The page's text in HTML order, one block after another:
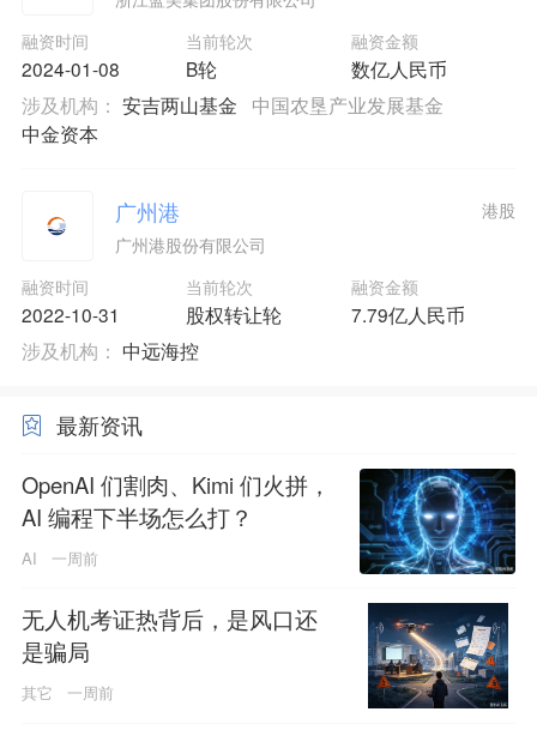
融资时间
2024-01-08
当前轮次
B轮
融资金额
数亿人民币
涉及机构： 安吉两山基金
中国农垦产业发展基金
中金资本
广州港
广州港股份有限公司
融资时间
2022-10-31
当前轮次
股权转让轮
融资金额
7.79亿人民币
港股
涉及机构： 中远海控
最新资讯
OpenAI 们割肉、Kimi 们火拼，
AI 编程下半场怎么打？
AI 一周前
无人机考证热背后，是风口还
是骗局
其它 一周前